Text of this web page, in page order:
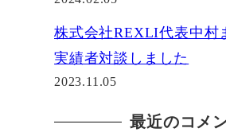
株式会社REXLI代表中村
実績者対談しました
2023.11.05
最近のコメ